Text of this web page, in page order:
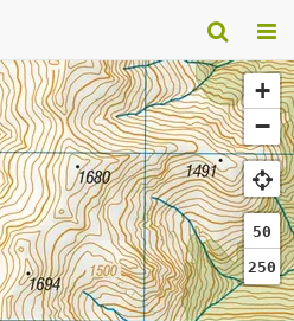
+
−
50
250